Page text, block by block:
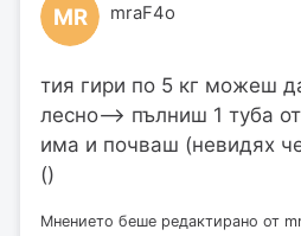
MR mraF4o
тия гири по 5 кг можеш
лесно—-> пълниш 1 туба
има и почваш (невидях
()
Мнението беше редактирано от